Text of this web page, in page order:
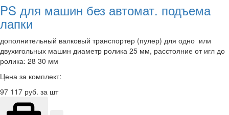
PS для машин без автомат. подъема
лапки
дополнительный валковый транспортер (пулер) для одно или
двухигольных машин диаметр ролика 25 мм, расстояние от игл до
ролика: 28 30 мм
Цена за комплект:
97 117 руб. за шт